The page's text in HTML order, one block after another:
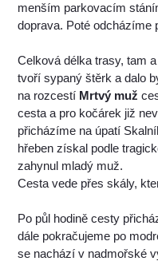
menším parkovacím
doprava. Poté odcházíme
Celková délka trasy, tam
tvoří sypaný štěrk a dalo
na rozcestí Mrtvý muž
cesta a pro kočárek již
přicházíme na úpatí
hřeben získal podle
zahynul mladý muž.
Cesta vede přes skály,
Po půl hodině cesty
dále pokračujeme po
se nachází v nadmořské